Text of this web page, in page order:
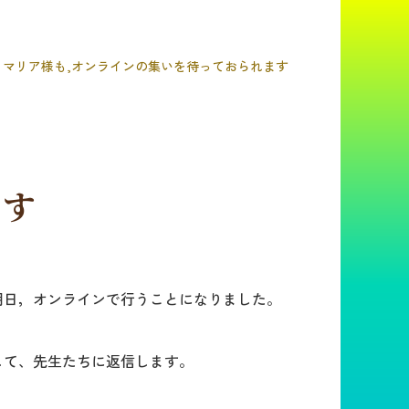
マリア様も,オンラインの集いを待っておられます
，オンラインで行うことになりました。
、先生たちに返信します。